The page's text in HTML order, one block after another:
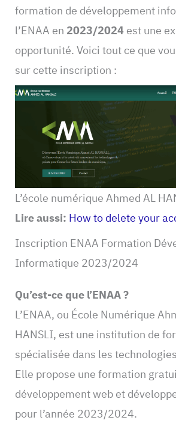
formation de développement
l’ENAA en 2023/2024est une
opportunité. Voici tout ce que
sur cette inscription :
L’école numérique Ahmed AL
Lire aussi: How to delete your
Inscription ENAA Formation
Informatique 2023/2024
Qu’est-ce que l’ENAA ?
L’ENAA, ou École Numérique
HANSLI, est une institution de
spécialisée dans les
Elle propose une formation
développement web et
pour l’année 2023/2024.